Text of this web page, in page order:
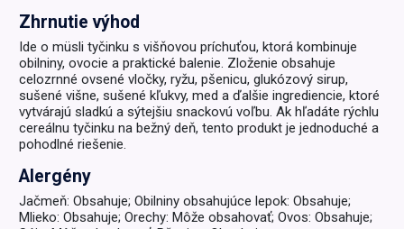
Zhrnutie výhod
Ide o müsli tyčinku s višňovou príchuťou, ktorá kombinuje
obilniny, ovocie a praktické balenie. Zloženie obsahuje
celozrnné ovsené vločky, ryžu, pšenicu, glukózový sirup,
sušené višne, sušené kľukvy, med a ďalšie ingrediencie, ktoré
vytvárajú sladkú a sýtejšiu snackovú voľbu. Ak hľadáte rýchlu
cereálnu tyčinku na bežný deň, tento produkt je jednoduché a
pohodlné riešenie.
Alergény
Jačmeň: Obsahuje; Obilniny obsahujúce lepok: Obsahuje;
Mlieko: Obsahuje; Orechy: Môže obsahovať; Ovos: Obsahuje;